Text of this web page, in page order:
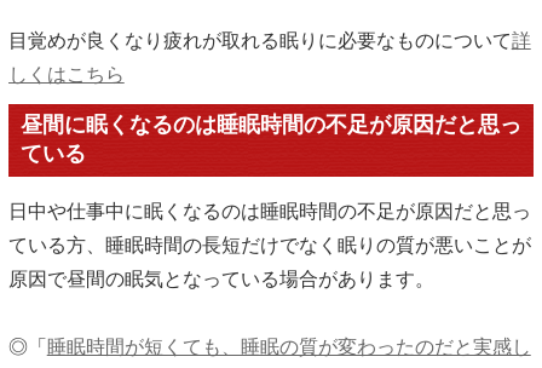
目覚めが良くなり疲れが取れる眠りに必要なものについて詳
しくはこちら
昼間に眠くなるのは睡眠時間の不足が原因だと思っ
ている
日中や仕事中に眠くなるのは睡眠時間の不足が原因だと思っ
ている方、睡眠時間の長短だけでなく眠りの質が悪いことが
原因で昼間の眠気となっている場合があります。
◎「 睡眠時間が短くても、睡眠の質が変わったのだと実感し